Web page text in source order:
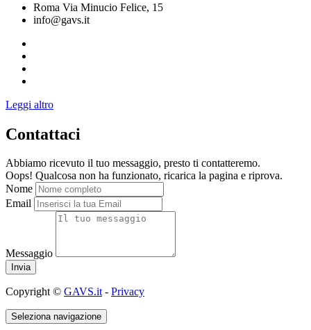
Roma Via Minucio Felice, 15
info@gavs.it
Leggi altro
Contattaci
Abbiamo ricevuto il tuo messaggio, presto ti contatteremo.
Oops! Qualcosa non ha funzionato, ricarica la pagina e riprova.
Nome
Email
Messaggio
Copyright © GAVS.it- Privacy
Seleziona navigazione